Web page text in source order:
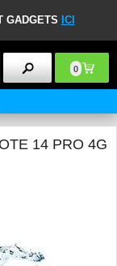
GADGETS ICI
0
14 PRO 4G